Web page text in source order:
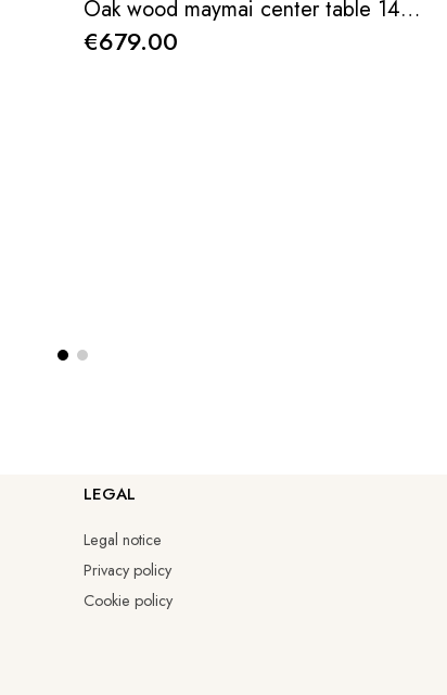
Oak wood maymai center table 140x65x42cm
€679.00
LEGAL
Legal notice
Privacy policy
Cookie policy